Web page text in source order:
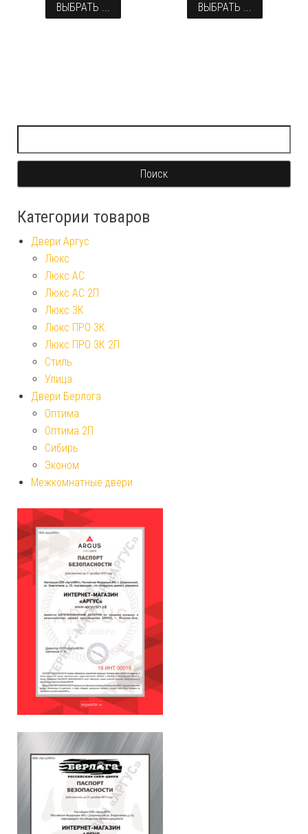
ВЫБРАТЬ ... ВЫБРАТЬ ...
Категории товаров
Двери Аргус
Люкс
Люкс АС
Люкс АС 2П
Люкс 3К
Люкс ПРО 3К
Люкс ПРО 3К 2П
Стиль
Улица
Двери Берлога
Оптима
Оптима 2П
Сибирь
Эконом
Межкомнатные двери